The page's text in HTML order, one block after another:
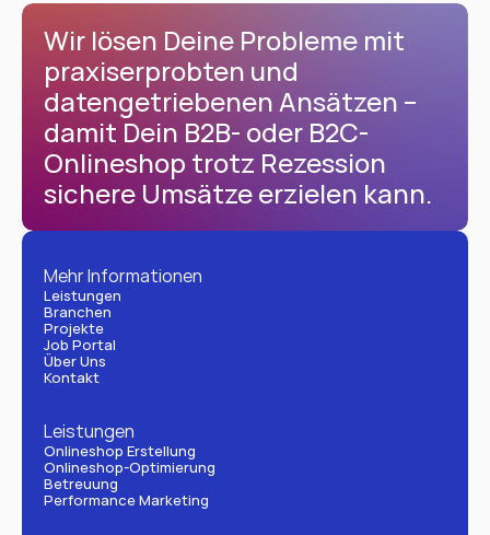
Wir lösen Deine Probleme mit
praxiserprobten und
datengetriebenen Ansätzen –
damit Dein B2B- oder B2C-
Onlineshop trotz Rezession
sichere Umsätze erzielen kann.
Mehr Informationen
Leistungen
Branchen
Projekte
Job Portal
Über Uns
Kontakt
Leistungen
Onlineshop Erstellung
Onlineshop-Optimierung
Betreuung
Performance Marketing